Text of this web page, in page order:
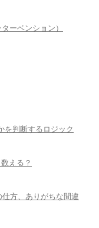
ーベンション）
判断するロジック
える？
方、ありがちな間違